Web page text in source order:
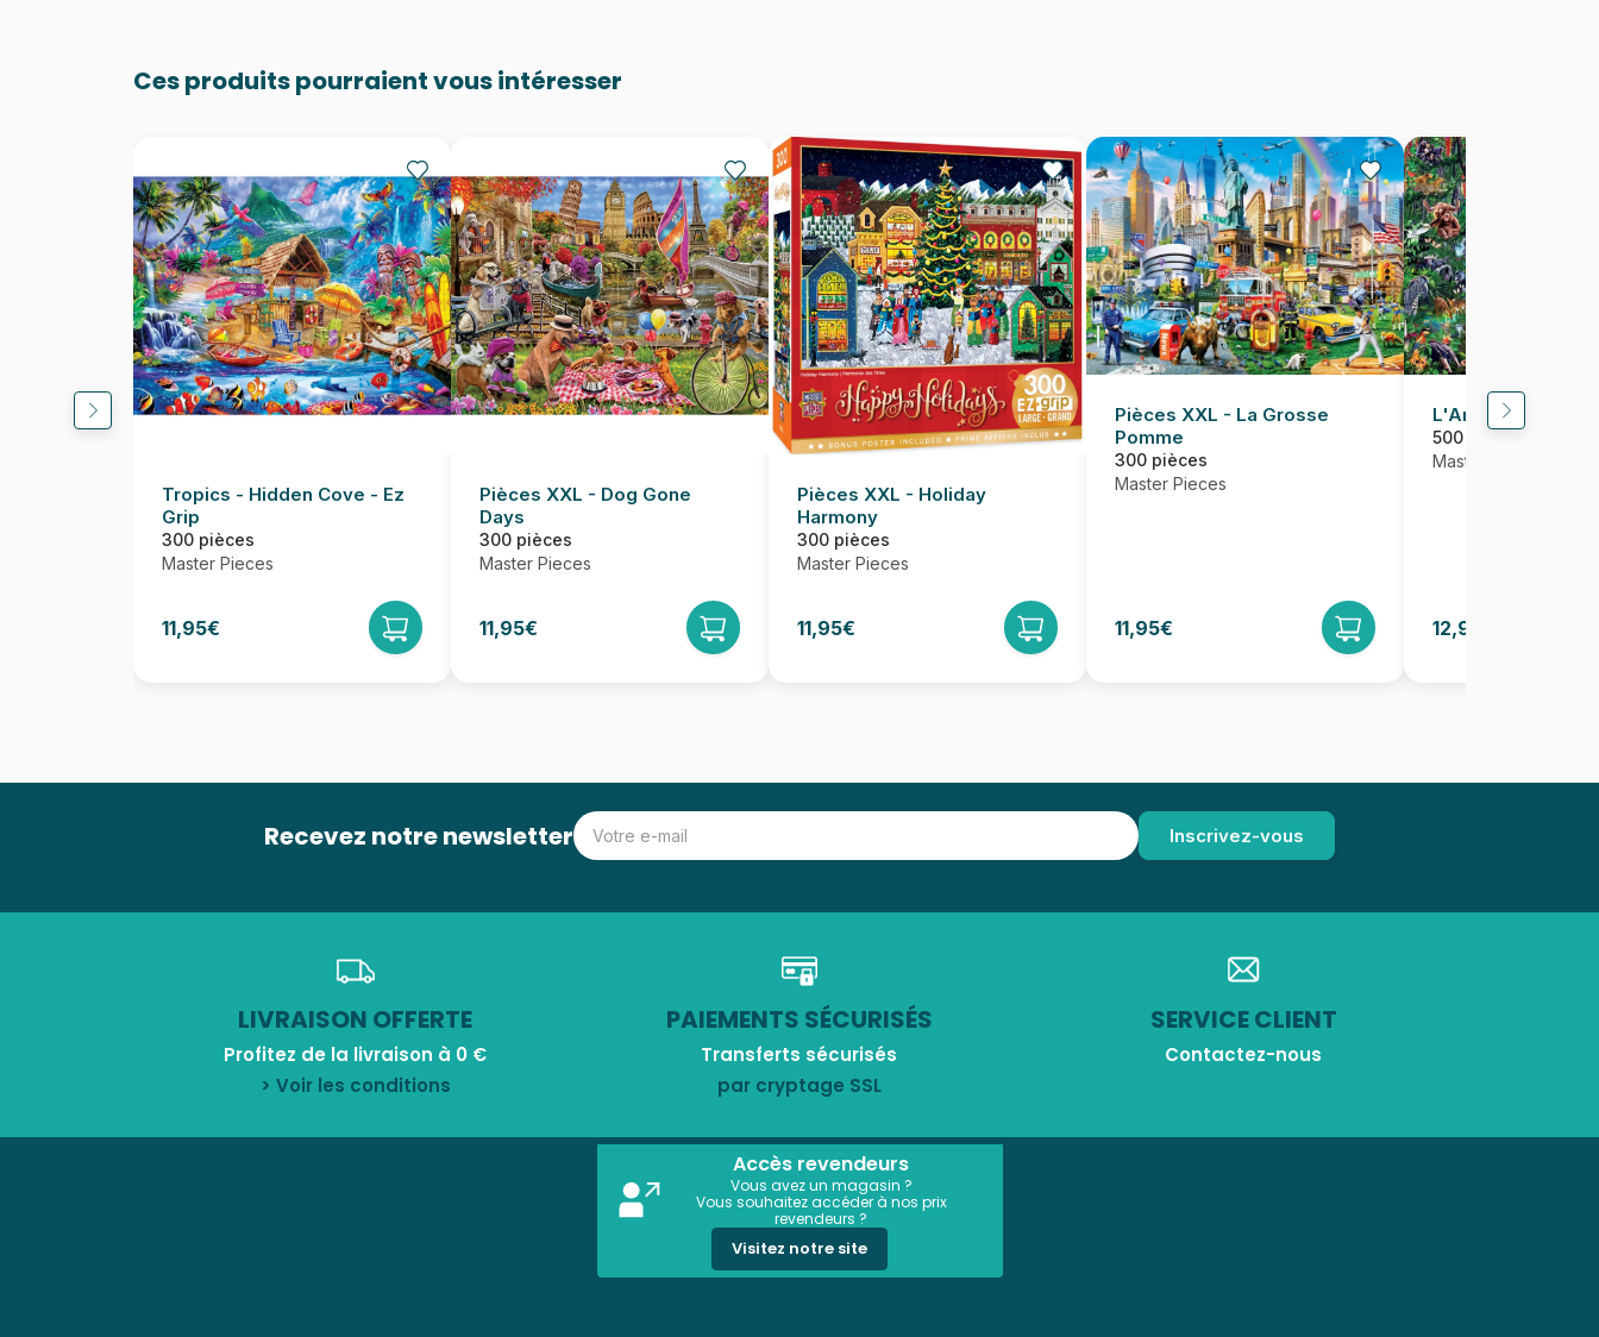
Ces produits pourraient vous intéresser
Tropics - Hidden Cove - Ez
Grip
300 pièces
Master Pieces
11,95€
Pièces XXL - Dog Gone
Days
300 pièces
Master Pieces
11,95€
Pièces XXL - Holiday
Harmony
300 pièces
Master Pieces
11,95€
Pièces XXL - La Grosse
Pomme
300 pièces
Master Pieces
11,95€
L'Arche de Noé
500 pièces
Master Pieces
12,95€
Recevez notre newsletter
LIVRAISON OFFERTE
Profitez de la livraison à 0 €
> Voir les conditions
PAIEMENTS SÉCURISÉS
Transferts sécurisés
par cryptage SSL
SERVICE CLIENT
Contactez-nous
Accès revendeurs
Vous avez un magasin ?
Vous souhaitez accéder à nos prix
revendeurs ?
Visitez notre site